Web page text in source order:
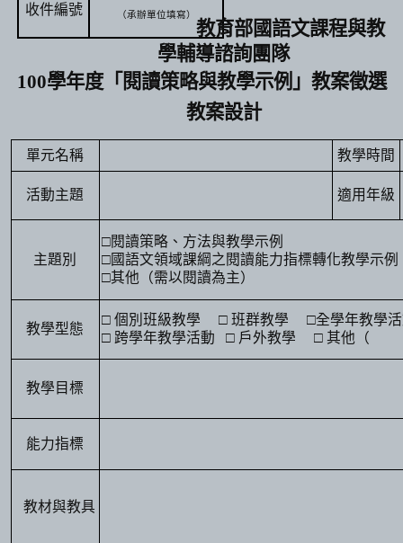
收件編號 （承辦單位填寫）
教育部國語文課程與教
學輔導諮詢團隊
100學年度「閱讀策略與教學示例」教案徵選
教案設計
單元名稱 教學時間
活動主題 適用年級
主題別
□閱讀策略、方法與教學示例
□國語文領域課綱之閱讀能力指標轉化教學示例
□其他（需以閱讀為主）
教學型態
□ 個別班級教學 □ 班群教學 □全學年教學
□ 跨學年教學活動 □ 戶外教學 □ 其他（
教學目標
能力指標
教材與教具